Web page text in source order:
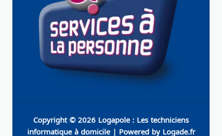
Copyright © 2026 Logapole : Les techniciens
informatique à domicile | Powered by Logade.fr